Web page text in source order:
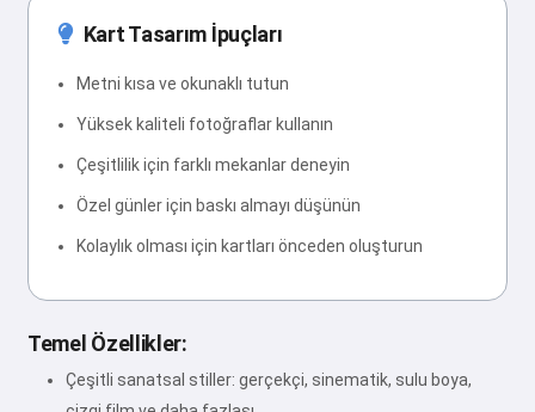
Kart Tasarım İpuçları
Metni kısa ve okunaklı tutun
Yüksek kaliteli fotoğraflar kullanın
Çeşitlilik için farklı mekanlar deneyin
Özel günler için baskı almayı düşünün
Kolaylık olması için kartları önceden oluşturun
Temel Özellikler:
Çeşitli sanatsal stiller: gerçekçi, sinematik, sulu boya,